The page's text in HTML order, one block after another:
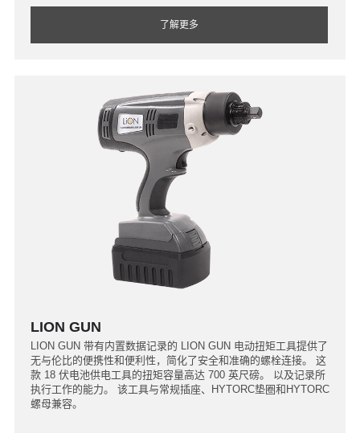
了解更多
LION GUN
LION GUN 带有内置数据记录的 LION GUN 电动扭矩工具提供了
无与伦比的便携性和便利性，简化了安全和准确的螺栓连接。 这
款 18 伏电池供电工具的扭矩容量高达 700 英尺磅。 以及记录所
执行工作的能力。 该工具与常规插座、HYTORC垫圈和HYTORC
螺母兼容。